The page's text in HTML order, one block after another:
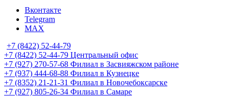
Вконтакте
Telegram
MAX
+7 (8422) 52-44-79
+7 (8422) 52-44-79 Центральный офис
+7 (927) 270-57-68 Филиал в Засвияжском районе
+7 (937) 444-68-88 Филиал в Кузнецке
+7 (8352) 21-21-31 Филиал в Новочебоксарске
+7 (927) 805-26-34 Филиал в Самаре